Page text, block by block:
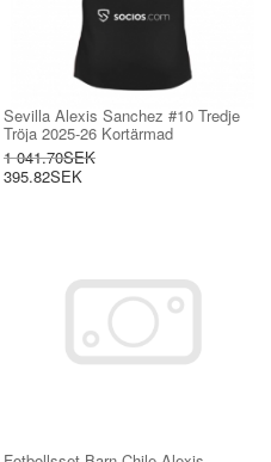
Sevilla Alexis Sanchez #10 Tredje
Tröja 2025-26 Kortärmad
1 041.70SEK
395.82SEK